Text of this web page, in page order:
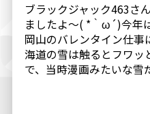
ブラックジャック463さ
ましたよ〜( *｀ω´)今年
岡山のバレンタイン仕事
海道の雪は触るとフワッ
で、当時漫画みたいな雪